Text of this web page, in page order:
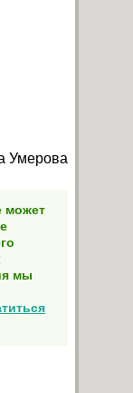
Умерова
может
мы